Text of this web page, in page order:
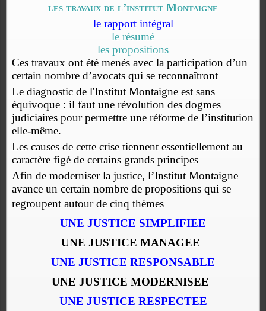
les travaux de l’institut Montaigne
le rapport intégral
le résumé
les propositions
Ces travaux ont été menés avec la participation d’un
certain nombre d’avocats qui se reconnaîtront
Le diagnostic de l'Institut Montaigne est sans
équivoque : il faut une révolution des dogmes
judiciaires pour permettre une réforme de l’institution
elle-même.
Les causes de cette crise tiennent essentiellement au
caractère figé de certains grands principes
Afin de moderniser la justice, l’Institut Montaigne
avance un certain nombre de propositions qui se
regroupent autour de cinq thèmes
UNE JUSTICE SIMPLIFIEE
UNE JUSTICE MANAGEE
UNE JUSTICE RESPONSABLE
UNE JUSTICE MODERNISEE
UNE JUSTICE RESPECTEE